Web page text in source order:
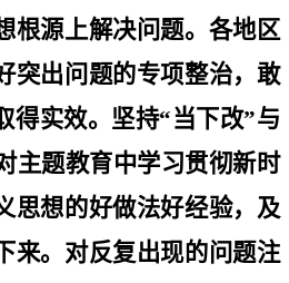
根源上解决问题。各地区
突出问题的专项整治，敢
得实效。坚持“当下改”与
主题教育中学习贯彻新时
思想的好做法好经验，及
来。对反复出现的问题注